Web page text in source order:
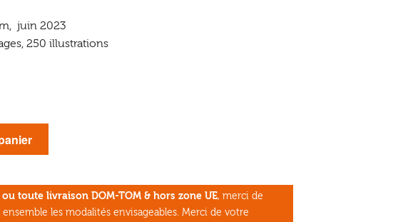
juin 2023
250 illustrations
toute livraison DOM-TOM & hors zone UE, merci de
les modalités envisageables. Merci de votre